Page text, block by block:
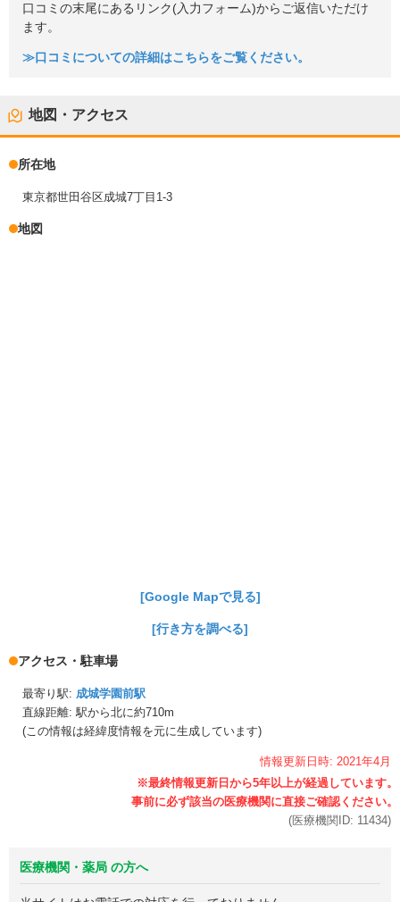
口コミの末尾にあるリンク(入力フォーム)からご返信いただけ
ます。
≫口コミについての詳細はこちらをご覧ください。
地図・アクセス
所在地
東京都世田谷区成城7丁目1-3
地図
[Google Mapで見る]
[行き方を調べる]
アクセス・駐車場
最寄り駅: 成城学園前駅
直線距離: 駅から北に約710m
(この情報は経緯度情報を元に生成しています)
情報更新日時: 2021年4月
(医療機関ID: 11434)
医療機関・薬局 の方へ